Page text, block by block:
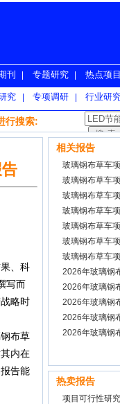
刊 专题研究 热点项目
究 专项调研 行业研
行搜索:
、科
写而
略时
布草
内在
告能
相关报告
玻璃钢布草车
玻璃钢布草车
玻璃钢布草车
玻璃钢布草车
玻璃钢布草车
玻璃钢布草车
玻璃钢布草车
预测报告
2026年玻璃钢
2026年玻璃钢
2026年玻璃钢
报告
2026年玻璃钢
调研报告
2026年玻璃钢
热卖报告
项目可行性研